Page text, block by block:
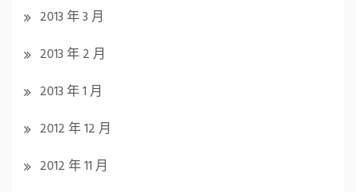
2013 年 3 月
2013 年 2 月
2013 年 1 月
2012 年 12 月
2012 年 11 月